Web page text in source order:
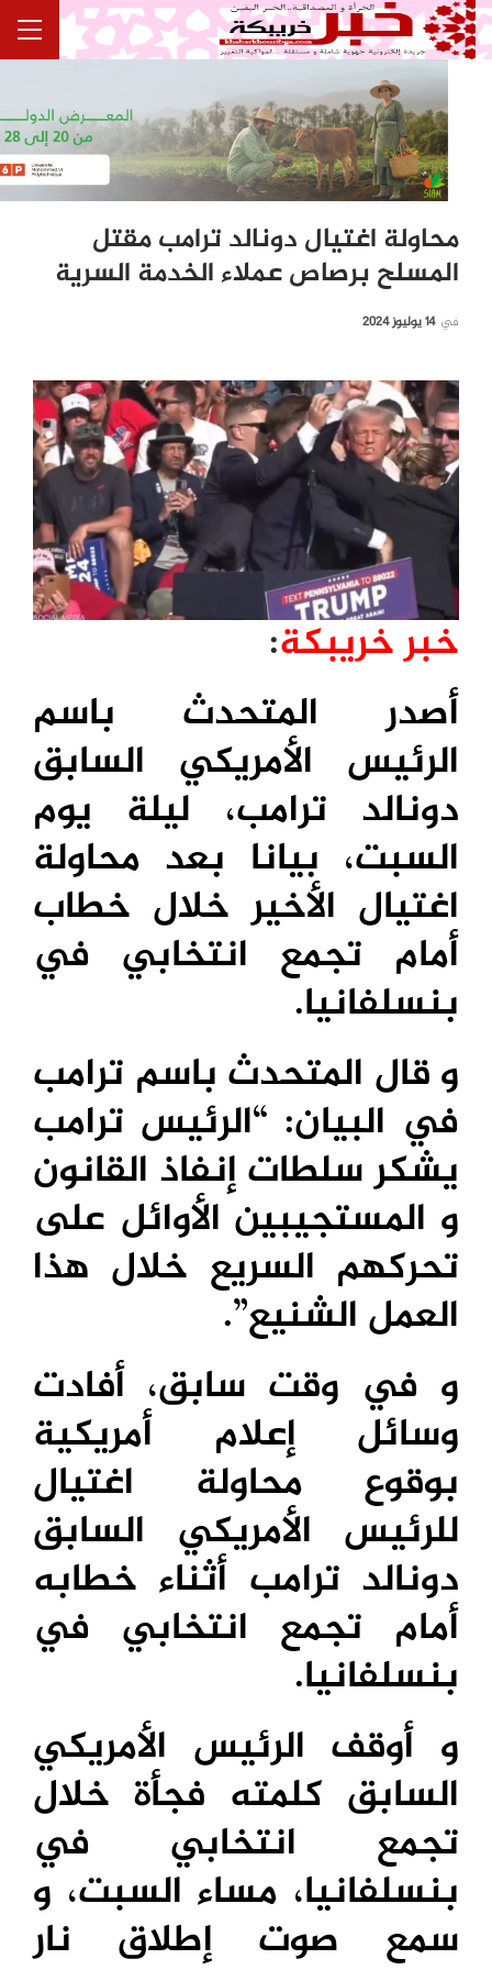
محاولة اغتيال دونالد ترامب مقتل
المسلح برصاص عملاء الخدمة السرية
في 14 يوليوز 2024
خبر خريبكة:
أصدر المتحدث باسم
الرئيس الأمريكي السابق
دونالد ترامب، ليلة يوم
السبت، بيانا بعد محاولة
اغتيال الأخير خلال خطاب
أمام تجمع انتخابي في
بنسلفانيا.
و قال المتحدث باسم ترامب
في البيان: “الرئيس ترامب
يشكر سلطات إنفاذ القانون
و المستجيبين الأوائل على
تحركهم السريع خلال هذا
العمل الشنيع”.
و في وقت سابق، أفادت
وسائل إعلام أمريكية
بوقوع محاولة اغتيال
للرئيس الأمريكي السابق
دونالد ترامب أثناء خطابه
أمام تجمع انتخابي في
بنسلفانيا.
و أوقف الرئيس الأمريكي
السابق كلمته فجأة خلال
تجمع انتخابي في
بنسلفانيا، مساء السبت، و
سمع صوت إطلاق نار